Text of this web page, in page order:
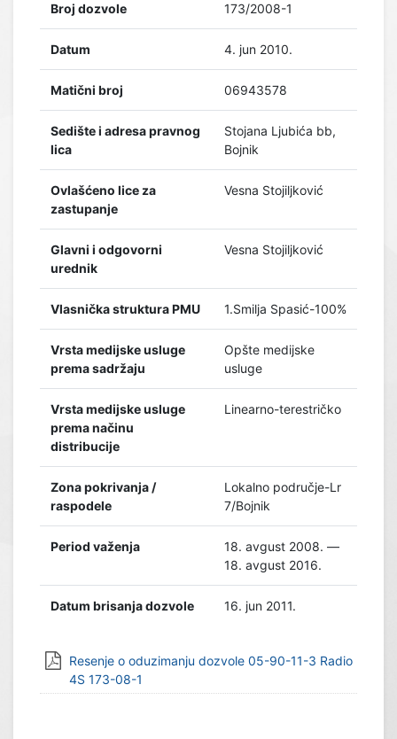
Broj dozvole 173/2008-1
Datum 4. jun 2010.
Matični broj 06943578
Sedište i adresa pravnog
lica
Stojana Ljubića bb,
Bojnik
Ovlašćeno lice za
zastupanje
Vesna Stojiljković
Glavni i odgovorni
urednik
Vesna Stojiljković
Vlasnička struktura PMU 1.Smilja Spasić-100%
Vrsta medijske usluge
prema sadržaju
Opšte medijske
usluge
Vrsta medijske usluge
prema načinu
distribucije
Linearno-terestričko
Zona pokrivanja /
raspodele
Lokalno područje-Lr
7/Bojnik
Period važenja
18. avgust 2008. —
18. avgust 2016.
Datum brisanja dozvole 16. jun 2011.
Resenje o oduzimanju dozvole 05-90-11-3 Radio
4S 173-08-1